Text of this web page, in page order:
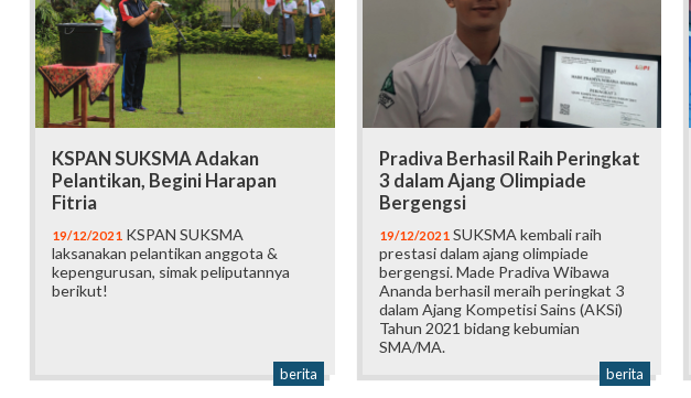
KSPAN SUKSMA Adakan
Pelantikan, Begini Harapan
Fitria
19/12/2021 KSPAN SUKSMA
laksanakan pelantikan anggota &
kepengurusan, simak peliputannya
berikut!
berita
Pradiva Berhasil Raih Peringkat
3 dalam Ajang Olimpiade
Bergengsi
19/12/2021 SUKSMA kembali raih
prestasi dalam ajang olimpiade
bergengsi. Made Pradiva Wibawa
Ananda berhasil meraih peringkat 3
dalam Ajang Kompetisi Sains (AKSi)
Tahun 2021 bidang kebumian
SMA/MA.
berita